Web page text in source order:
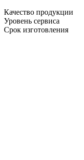
Качество продукции
Уровень сервиса
Срок изготовления